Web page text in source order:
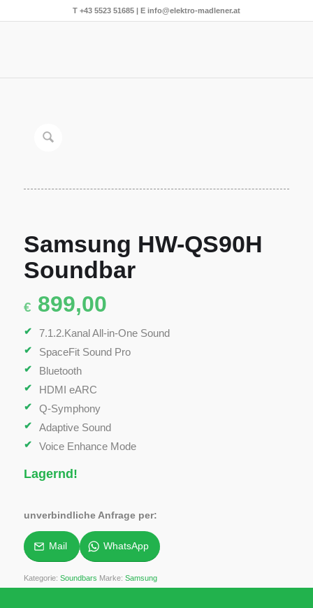
T +43 5523 51685| E info@elektro-madlener.at
Samsung HW-QS90H
Soundbar
€ 899,00
7.1.2.Kanal All-in-One Sound
SpaceFit Sound Pro
Bluetooth
HDMI eARC
Q-Symphony
Adaptive Sound
Voice Enhance Mode
Lagernd!
unverbindliche Anfrage per:
Mail WhatsApp
Kategorie: Soundbars Marke: Samsung